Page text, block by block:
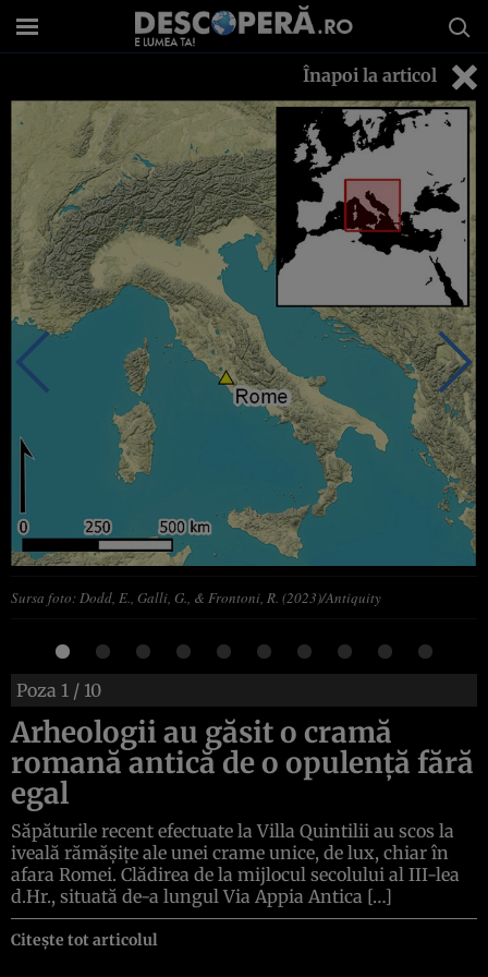
Înapoi la articol
Sursa foto: Dodd, E., Galli, G., & Frontoni, R. (2023)/Antiquity
Poza 1 / 10
Arheologii au găsit o cramă
romană antică de o opulență fără
egal
Săpăturile recent efectuate la Villa Quintilii au scos la
iveală rămășițe ale unei crame unice, de lux, chiar în
afara Romei. Clădirea de la mijlocul secolului al III-lea
d.Hr., situată de-a lungul Via Appia Antica […]
Citește tot articolul